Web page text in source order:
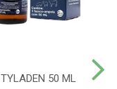
TYLADEN 50 ML